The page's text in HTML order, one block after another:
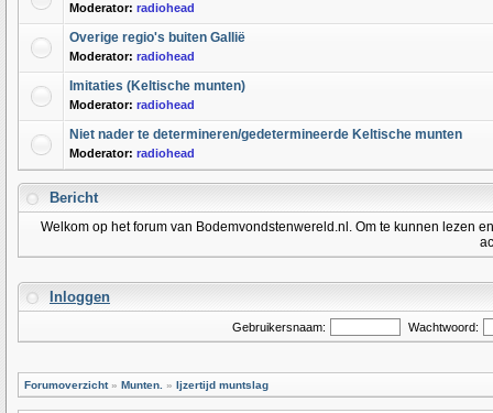
Moderator: radiohead
Overige regio's buiten Gallië
Moderator: radiohead
Imitaties (Keltische munten)
Moderator: radiohead
Niet nader te determineren/gedetermineerde Keltische munten
Moderator: radiohead
Bericht
Welkom op het forum van Bodemvondstenwereld.nl. Om te kunnen lezen
Inloggen
Gebruikersnaam: Wachtwoord:
Forumoverzicht» Munten. » Ijzertijd muntslag